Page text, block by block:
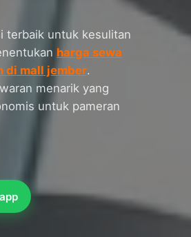
terbaik untuk kesulitan
harga sewa
di mall jember.
menarik yang
untuk pameran